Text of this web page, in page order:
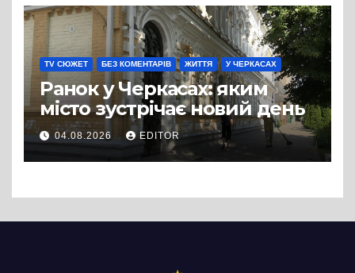
TV СЮЖЕТ БЕЗ КОМЕНТАРІВ ЖИТТЯ У ЧЕРКАСАХ
Ранок у Черкасах: яким
місто зустрічає новий день
04.08.2026 EDITOR